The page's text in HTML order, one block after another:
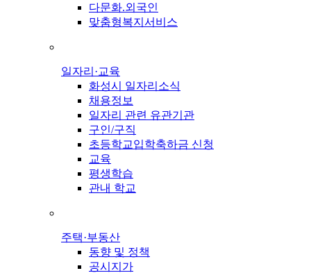
다문화.외국인
맞춤형복지서비스
일자리·교육
화성시 일자리소식
채용정보
일자리 관련 유관기관
구인/구직
초등학교입학축하금 신청
교육
평생학습
관내 학교
주택·부동산
동향 및 정책
공시지가